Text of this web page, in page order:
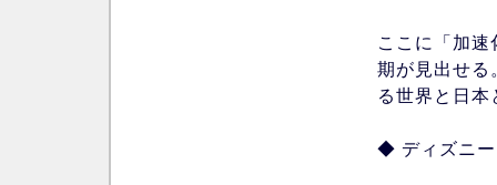
ここに「加
期が見出せる
る世界と日
◆ ディズニー